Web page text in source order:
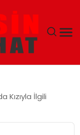
Kızıyla İlgili